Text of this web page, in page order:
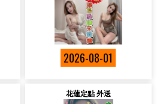
2026-08-01
花蓮定點 外送